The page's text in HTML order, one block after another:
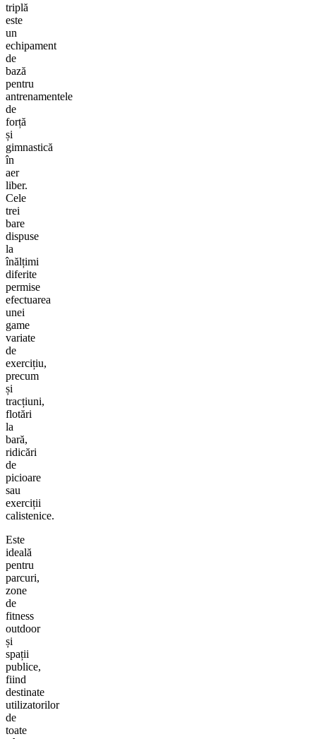
triplă
este
un
echipament
de
bază
pentru
antrenamentele
de
forță
și
gimnastică
în
aer
liber.
Cele
trei
bare
dispuse
la
înălțimi
diferite
permise
efectuarea
unei
game
variate
de
exercițiu,
precum
și
tracțiuni,
flotări
la
bară,
ridicări
de
picioare
sau
exerciții
calistenice.
Este
ideală
pentru
parcuri,
zone
de
fitness
outdoor
și
spații
publice,
fiind
destinate
utilizatorilor
de
toate